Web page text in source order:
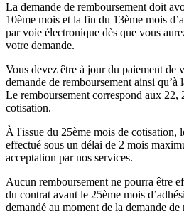
La demande de remboursement doit
10ème mois et la fin du 13ème mois
par voie électronique dès que vous
votre demande.
Vous devez être à jour du paiement de
demande de remboursement ainsi qu’à
Le remboursement correspond aux 22,
cotisation.
À l'issue du 25ème mois de cotisation,
effectué sous un délai de 2 mois
acceptation par nos services.
Aucun remboursement ne pourra être
du contrat avant le 25ème mois
demandé au moment de la demande de